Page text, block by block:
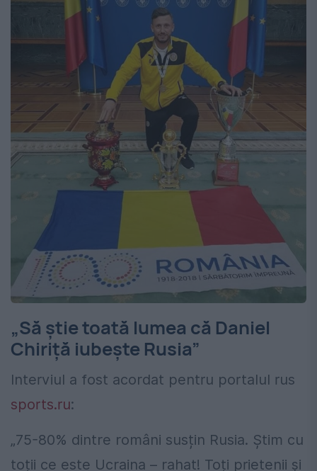
„Să știe toată lumea că Daniel
Chiriță iubește Rusia”
Interviul a fost acordat pentru portalul rus
sports.ru:
„75-80% dintre români susțin Rusia. Știm cu
toții ce este Ucraina – rahat! Toți prietenii și